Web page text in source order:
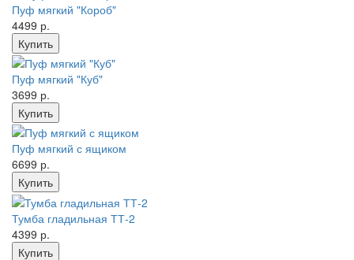
Пуф мягкий "Короб"
4499 р.
Пуф мягкий "Куб"
3699 р.
Пуф мягкий с ящиком
6699 р.
Тумба гладильная ТТ-2
4399 р.